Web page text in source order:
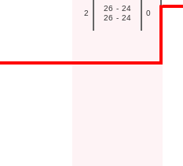
2
26 - 24
26 - 24
0